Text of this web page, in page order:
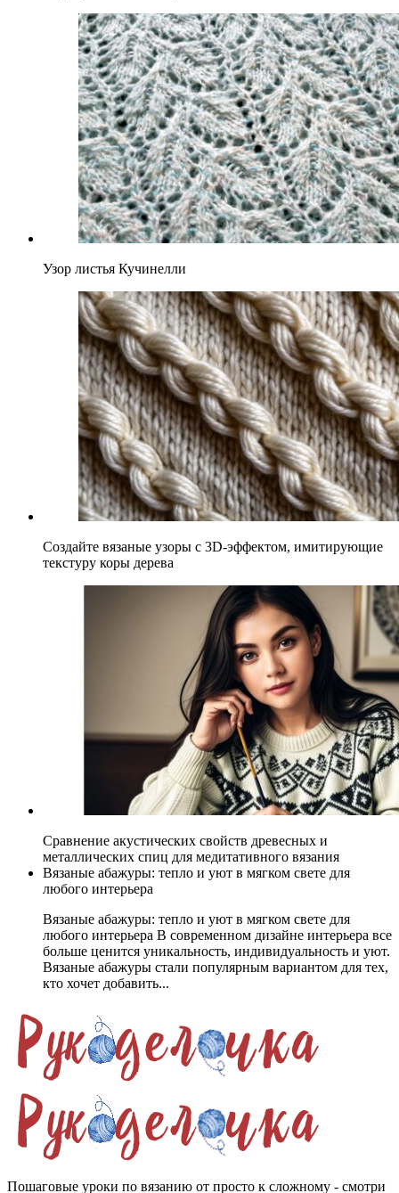
Узор листья Кучинелли
Создайте вязаные узоры с 3D-эффектом, имитирующие
текстуру коры дерева
Сравнение акустических свойств древесных и
металлических спиц для медитативного вязания
Вязаные абажуры: тепло и уют в мягком свете для
любого интерьера
Вязаные абажуры: тепло и уют в мягком свете для
любого интерьера В современном дизайне интерьера все
больше ценится уникальность, индивидуальность и уют.
Вязаные абажуры стали популярным вариантом для тех,
кто хочет добавить...
Пошаговые уроки по вязанию от просто к сложному - смотри